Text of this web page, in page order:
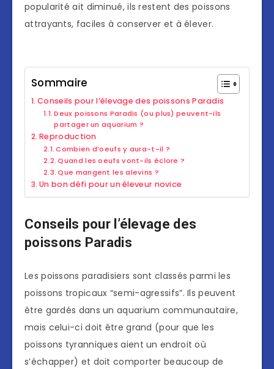
popularité ait diminué, ils restent des poissons
attrayants, faciles à conserver et à élever.
Sommaire
Conseils pour l’élevage des poissons Paradis
Deux poissons Paradis (ou plus) peuvent-ils
partager un aquarium ?
Reproduction
Combien d’oeufs y aura-t-il ?
Quand les oeufs vont-ils éclore ?
Que mangent les alevins ?
Un bon défi pour un éleveur novice
Conseils pour l’élevage des
poissons Paradis
Les poissons paradisiers sont classés parmi les
poissons tropicaux “semi-agressifs”. Ils peuvent
être gardés dans un aquarium communautaire,
mais celui-ci doit être grand (pour que les
poissons tyranniques aient un endroit où
s’échapper) et doit comporter beaucoup de